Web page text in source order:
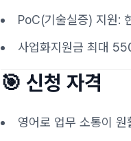
PoC(기술실증) 지원:
사업화지원금 최대
🎯 신청 자격
영어로 업무 소통이